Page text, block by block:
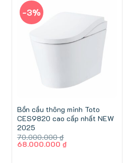
-3%
Bồn cầu thông minh Toto
CES9820 cao cấp nhất NEW
2025
70.000.000₫
Giá
68.000.000₫Giá